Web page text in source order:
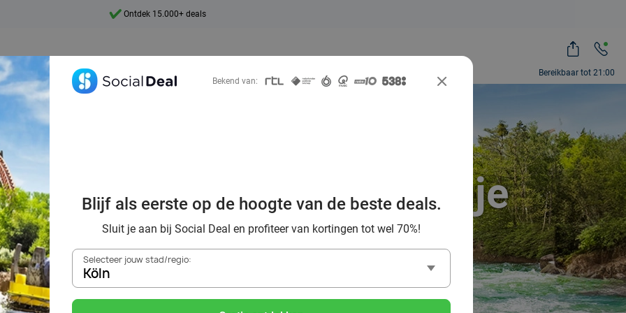
Bereikbaar tot 21:00
Ontdek 15.000+ deals
Germany: gezellig dagje
met het hele gezin
Bekend van:
Blijf als eerste op de hoogte van de beste deals.
Sluit je aan bij Social Deal en profiteer van kortingen tot wel 70%!
Selecteer jouw stad/regio:
Köln